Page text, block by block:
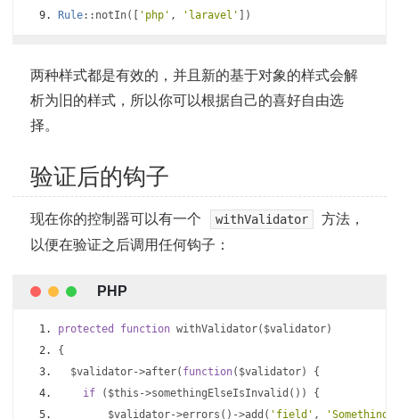
Rule:: notIn([ 'php' , 'laravel' ])
两种样式都是有效的，并且新的基于对象的样式会解
析为旧的样式，所以你可以根据自己的喜好自由选
择。
验证后的钩子
现在你的控制器可以有一个 withValidator
方法，
以便在验证之后调用任何钩子：
protected function withValidator( $validator)
{
  $validator
->after( function( $validator)
{
if
( $this ->somethingElseIsInvalid ())
{
        $validator
->errors ()->add ( 'field' ,